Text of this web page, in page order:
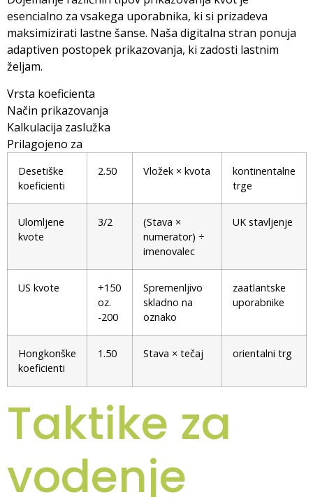
esencialno za vsakega uporabnika, ki si prizadeva
maksimizirati lastne šanse. Naša digitalna stran ponuja
adaptiven postopek prikazovanja, ki zadosti lastnim
željam.
Vrsta koeficienta
Način prikazovanja
Kalkulacija zaslužka
Prilagojeno za
Desetiške
koeficienti
2.50 Vložek × kvota
kontinentalne
trge
Ulomljene
kvote
3/2
(Stava ×
numerator) ÷
imenovalec
UK stavljenje
US kvote
+150
oz.
-200
Spremenljivo
skladno na
oznako
zaatlantske
uporabnike
Hongkonške
koeficienti
1.50 Stava × tečaj orientalni trg
Taktike za
vodenje